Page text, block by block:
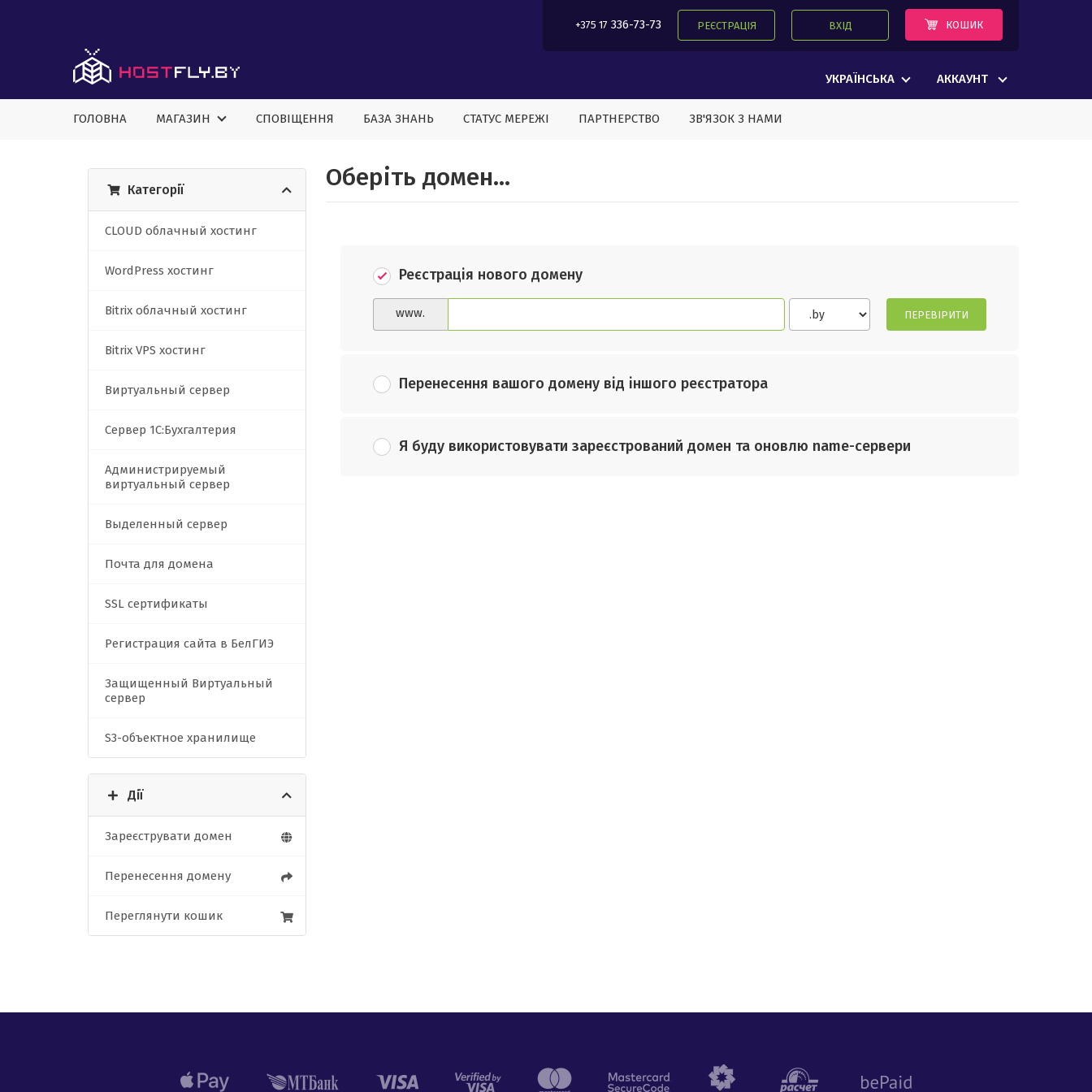
+375 17 336-73-73 РЕЄСТРАЦІЯ ВХІД КОШИК
УКРАЇНСЬКА АККАУНТ
ГОЛОВНА МАГАЗИН СПОВІЩЕННЯ БАЗА ЗНАНЬ СТАТУС МЕРЕЖІ ПАРТНЕРСТВО ЗВ'ЯЗОК З НАМИ
Оберіть домен...
Категорії
CLOUD облачный хостинг
WordPress хостинг
Bitrix облачный хостинг
Bitrix VPS хостинг
Виртуальный сервер
Сервер 1C:Бухгалтерия
Администрируемый
виртуальный сервер
Выделенный сервер
Почта для домена
SSL сертификаты
Регистрация сайта в БелГИЭ
Защищенный Виртуальный
сервер
S3-объектное хранилище
Дії
Зареєструвати домен
Перенесення домену
Переглянути кошик
Реєстрація нового домену
www. ПЕРЕВІРИТИ
Перенесення вашого домену від іншого реєстратора
Я буду використовувати зареєстрований домен та оновлю name-сервери